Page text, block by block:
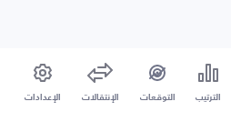
الترتيب التوقعات الإنتقالات الإعدادات